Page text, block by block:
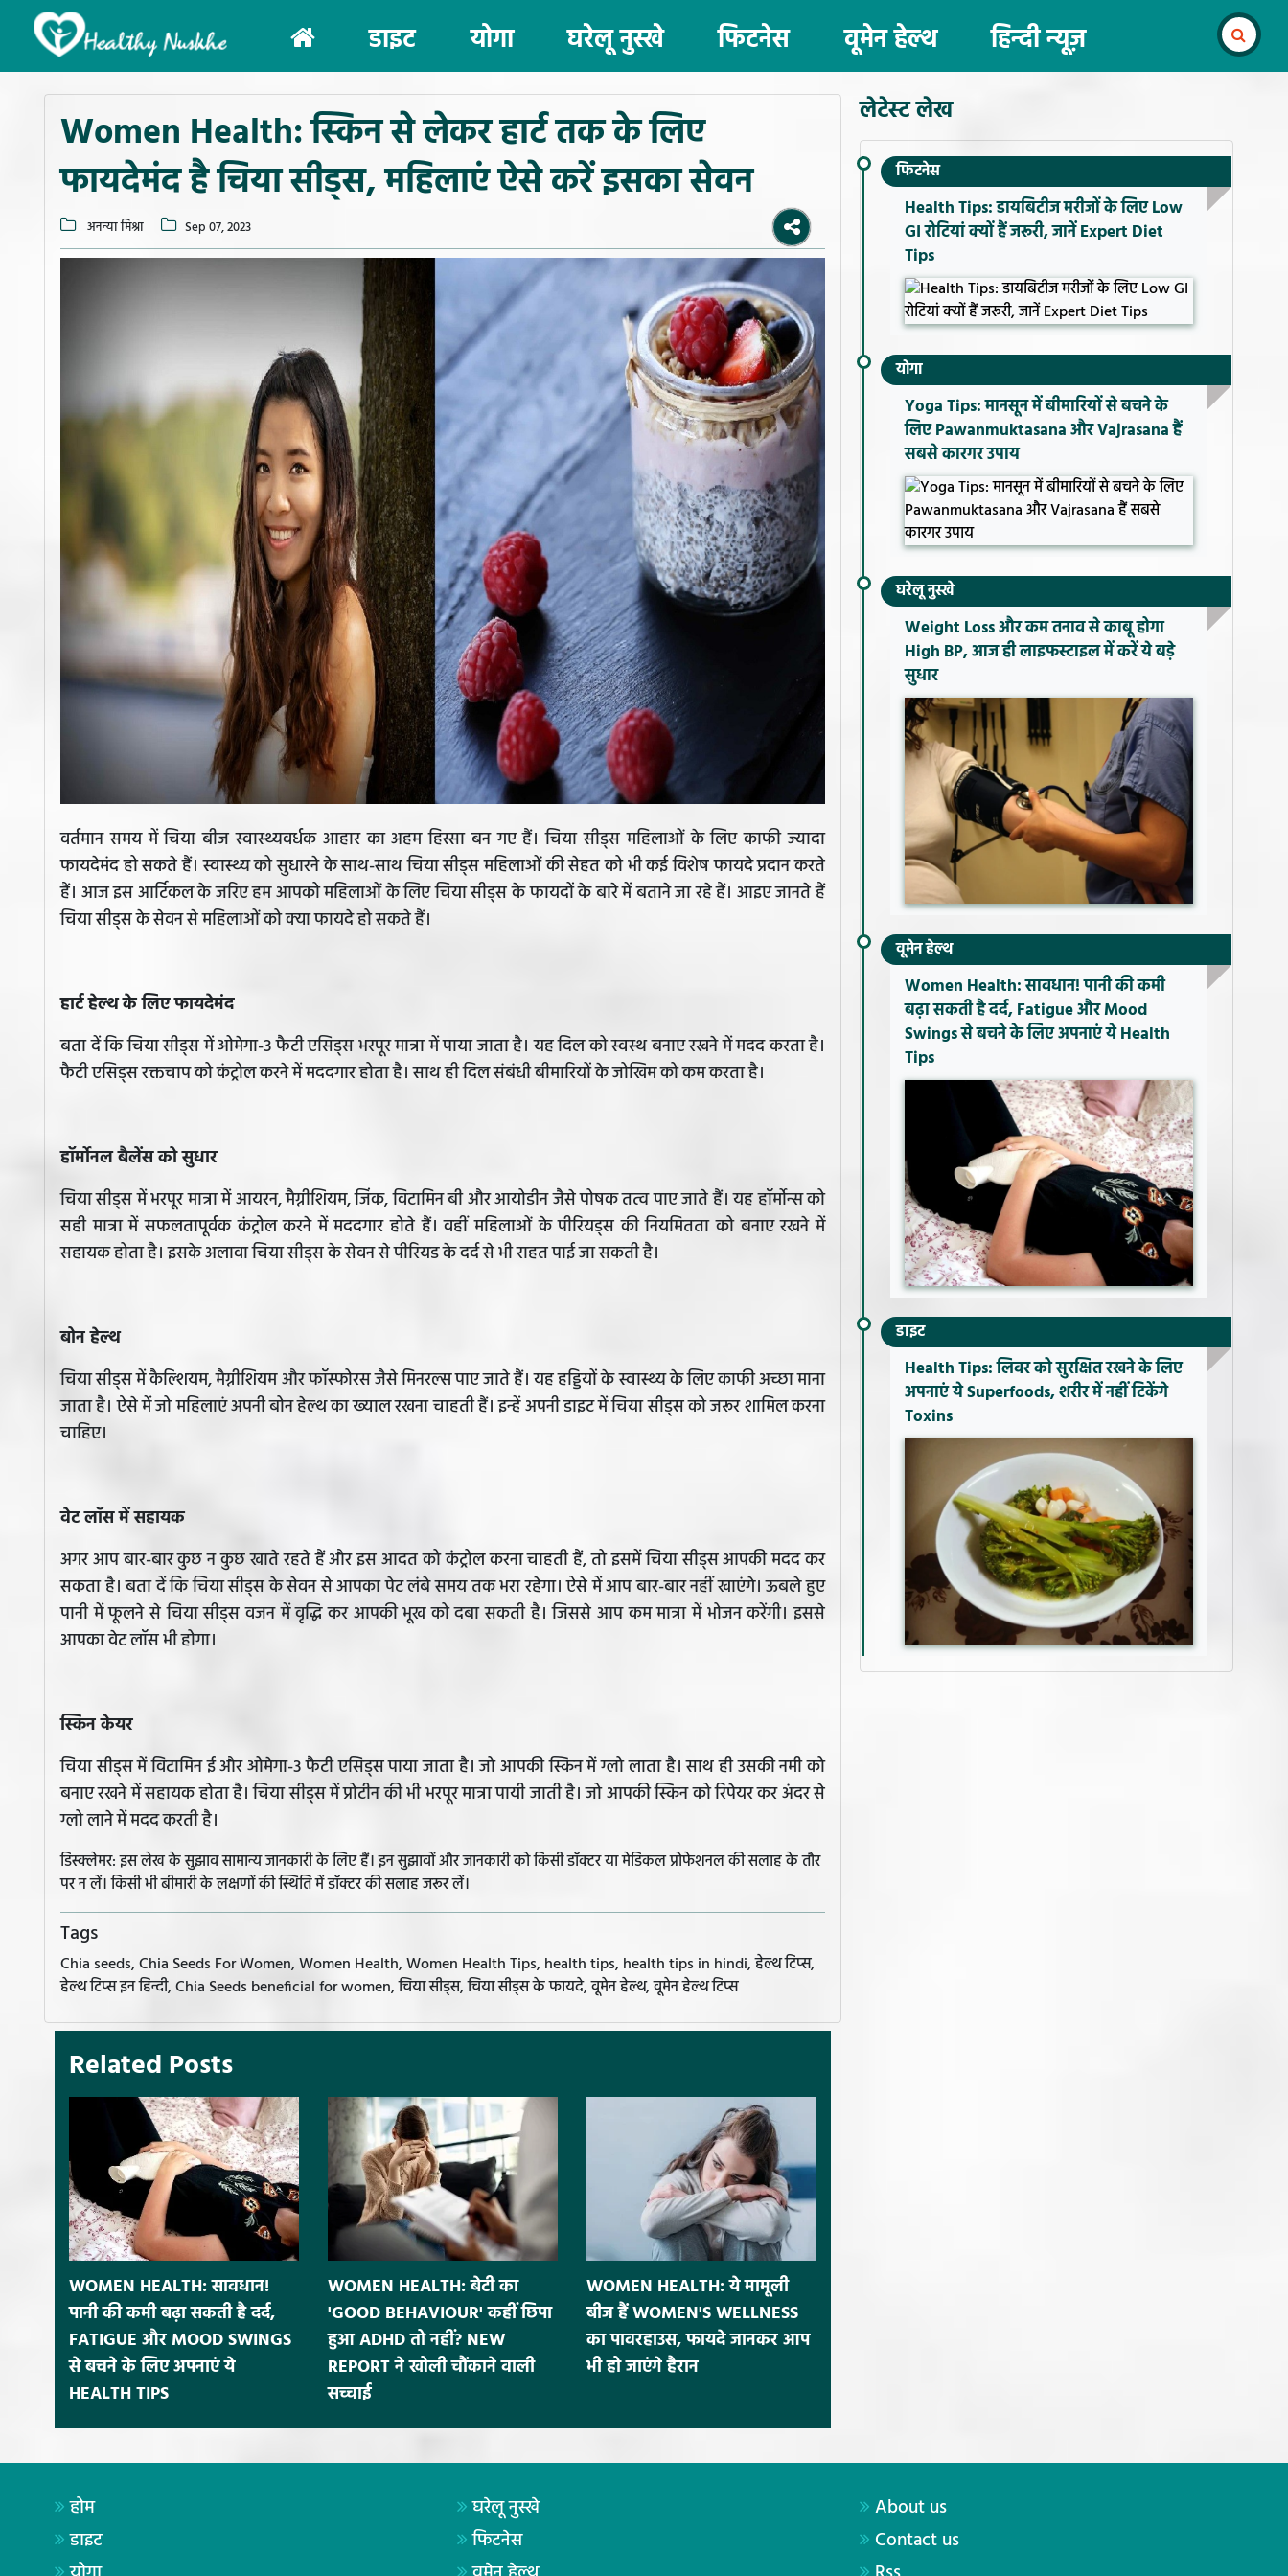
(current)
डाइट योगा घरेलू नुस्खे फिटनेस वूमेन हेल्थ हिन्दी न्यूज़
Women Health: स्किन से लेकर हार्ट तक के लिए
फायदेमंद है चिया सीड्स, महिलाएं ऐसे करें इसका सेवन
अनन्या मिश्रा Sep 07, 2023
वर्तमान समय में चिया बीज स्वास्थ्यवर्धक आहार का अहम हिस्सा बन गए हैं। चिया सीड्स महिलाओं के लिए काफी ज्यादा
फायदेमंद हो सकते हैं। स्वास्थ्य को सुधारने के साथ-साथ चिया सीड्स महिलाओं की सेहत को भी कई विशेष फायदे प्रदान करते
हैं। आज इस आर्टिकल के जरिए हम आपको महिलाओं के लिए चिया सीड्स के फायदों के बारे में बताने जा रहे हैं। आइए जानते हैं
चिया सीड्स के सेवन से महिलाओं को क्या फायदे हो सकते हैं।
हार्ट हेल्थ के लिए फायदेमंद
बता दें कि चिया सीड्स में ओमेगा-3 फैटी एसिड्स भरपूर मात्रा में पाया जाता है। यह दिल को स्वस्थ बनाए रखने में मदद करता है।
फैटी एसिड्स रक्तचाप को कंट्रोल करने में मददगार होता है। साथ ही दिल संबंधी बीमारियों के जोखिम को कम करता है।
हॉर्मोनल बैलेंस को सुधार
चिया सीड्स में भरपूर मात्रा में आयरन, मैग्नीशियम, जिंक, विटामिन बी और आयोडीन जैसे पोषक तत्व पाए जाते हैं। यह हॉर्मोन्स को
सही मात्रा में सफलतापूर्वक कंट्रोल करने में मददगार होते हैं। वहीं महिलाओं के पीरियड्स की नियमितता को बनाए रखने में
सहायक होता है। इसके अलावा चिया सीड्स के सेवन से पीरियड के दर्द से भी राहत पाई जा सकती है।
बोन हेल्थ
चिया सीड्स में कैल्शियम, मैग्नीशियम और फॉस्फोरस जैसे मिनरल्स पाए जाते हैं। यह हड्डियों के स्वास्थ्य के लिए काफी अच्छा माना
जाता है। ऐसे में जो महिलाएं अपनी बोन हेल्थ का ख्याल रखना चाहती हैं। इन्हें अपनी डाइट में चिया सीड्स को जरूर शामिल करना
चाहिए।
वेट लॉस में सहायक
अगर आप बार-बार कुछ न कुछ खाते रहते हैं और इस आदत को कंट्रोल करना चाहती हैं, तो इसमें चिया सीड्स आपकी मदद कर
सकता है। बता दें कि चिया सीड्स के सेवन से आपका पेट लंबे समय तक भरा रहेगा। ऐसे में आप बार-बार नहीं खाएंगे। ऊबले हुए
पानी में फूलने से चिया सीड्स वजन में वृद्धि कर आपकी भूख को दबा सकती है। जिससे आप कम मात्रा में भोजन करेंगी। इससे
आपका वेट लॉस भी होगा।
स्किन केयर
चिया सीड्स में विटामिन ई और ओमेगा-3 फैटी एसिड्स पाया जाता है। जो आपकी स्किन में ग्लो लाता है। साथ ही उसकी नमी को
बनाए रखने में सहायक होता है। चिया सीड्स में प्रोटीन की भी भरपूर मात्रा पायी जाती है। जो आपकी स्किन को रिपेयर कर अंदर से
ग्लो लाने में मदद करती है।
डिस्क्लेमर: इस लेख के सुझाव सामान्य जानकारी के लिए हैं। इन सुझावों और जानकारी को किसी डॉक्टर या मेडिकल प्रोफेशनल की सलाह के तौर
पर न लें। किसी भी बीमारी के लक्षणों की स्थिति में डॉक्टर की सलाह जरूर लें।
Tags
Chia seeds, Chia Seeds For Women, Women Health, Women Health Tips, health tips, health tips in hindi, हेल्थ टिप्स,
हेल्थ टिप्स इन हिन्दी, Chia Seeds beneficial for women, चिया सीड्स, चिया सीड्स के फायदे, वूमेन हेल्थ, वूमेन हेल्थ टिप्स
Related Posts
WOMEN HEALTH: सावधान!
पानी की कमी बढ़ा सकती है दर्द,
FATIGUE और MOOD SWINGS
से बचने के लिए अपनाएं ये
HEALTH TIPS
WOMEN HEALTH: बेटी का
'GOOD BEHAVIOUR' कहीं छिपा
हुआ ADHD तो नहीं? NEW
REPORT ने खोली चौंकाने वाली
सच्चाई
WOMEN HEALTH: ये मामूली
बीज हैं WOMEN'S WELLNESS
का पावरहाउस, फायदे जानकर आप
भी हो जाएंगे हैरान
लेटेस्ट लेख
फिटनेस
Health Tips: डायबिटीज मरीजों के लिए Low
GI रोटियां क्यों हैं जरूरी, जानें Expert Diet
Tips
योगा
Yoga Tips: मानसून में बीमारियों से बचने के
लिए Pawanmuktasana और Vajrasana हैं
सबसे कारगर उपाय
घरेलू नुस्खे
Weight Loss और कम तनाव से काबू होगा
High BP, आज ही लाइफस्टाइल में करें ये बड़े
सुधार
वूमेन हेल्थ
Women Health: सावधान! पानी की कमी
बढ़ा सकती है दर्द, Fatigue और Mood
Swings से बचने के लिए अपनाएं ये Health
Tips
डाइट
Health Tips: लिवर को सुरक्षित रखने के लिए
अपनाएं ये Superfoods, शरीर में नहीं टिकेंगे
Toxins
होम
डाइट
घरेलू नुस्खे
फिटनेस
About us
Contact us